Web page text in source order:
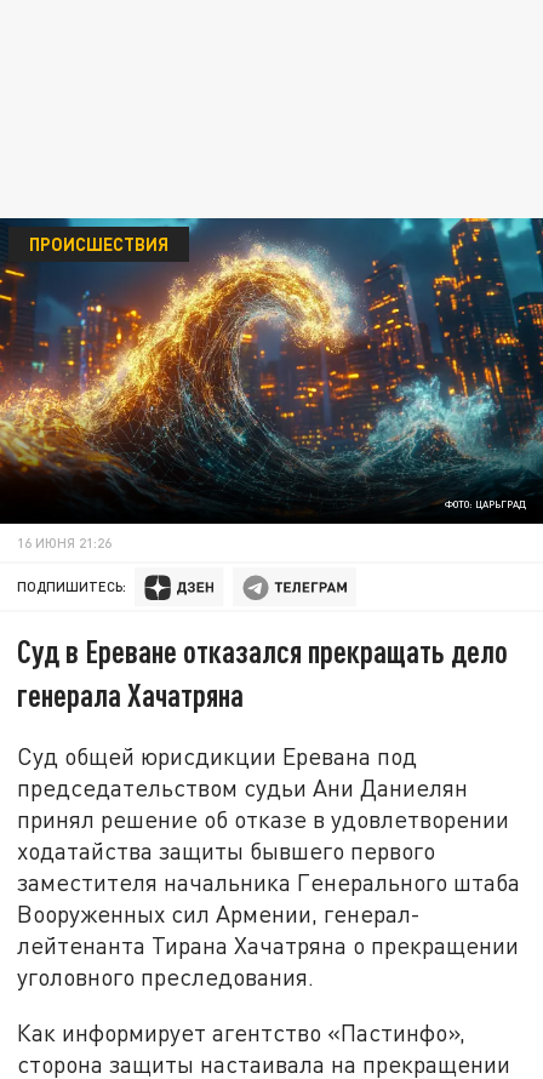
ФОТО: ЦАРЬГРАД
ПРОИСШЕСТВИЯ
16 ИЮНЯ 21:26
ПОДПИШИТЕСЬ:
Суд в Ереване отказался прекращать дело
генерала Хачатряна
Суд общей юрисдикции Еревана под
председательством судьи Ани Даниелян
принял решение об отказе в удовлетворении
ходатайства защиты бывшего первого
заместителя начальника Генерального штаба
Вооруженных сил Армении, генерал-
лейтенанта Тирана Хачатряна о прекращении
уголовного преследования.
Как информирует агентство «Пастинфо»,
сторона защиты настаивала на прекращении